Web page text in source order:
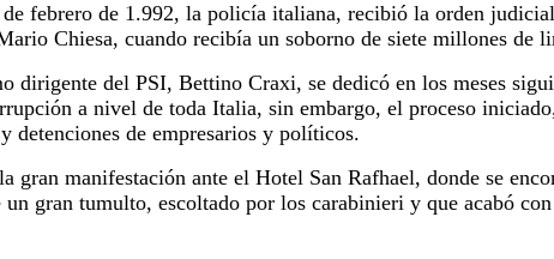
febrero de 1.992, la policía italiana, recibió la orden
Chiesa, cuando recibía un soborno de siete millones de
dirigente del PSI, Bettino Craxi, se dedicó en los meses
a nivel de toda Italia, sin embargo, el proceso
detenciones de empresarios y políticos.
gran manifestación ante el Hotel San Rafhael, donde se
un gran tumulto, escoltado por los carabinieri y que acabó